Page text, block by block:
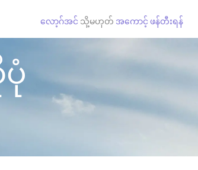
လော့ဂ်အင် သို့မဟုတ် အကောင့် ဖန်တီးရန်